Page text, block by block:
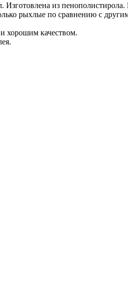
из
рыхлые по сравнению с
хорошим качеством.